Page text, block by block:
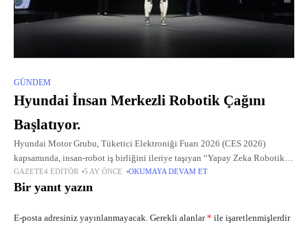
GÜNDEM
Hyundai İnsan Merkezli Robotik Çağını
Başlatıyor.
Hyundai Motor Grubu, Tüketici Elektroniği Fuarı 2026 (CES 2026)
kapsamında, insan-robot iş birliğini ileriye taşıyan “Yapay Zeka Robotik
Stratejisini” kamuoyuna tanıttı.
GAZETE4 EDITÖR 5 AY ÖNCE OKUMAYA DEVAM ET
Bir yanıt yazın
E-posta adresiniz yayınlanmayacak. Gerekli alanlar* ile işaretlenmişlerdir